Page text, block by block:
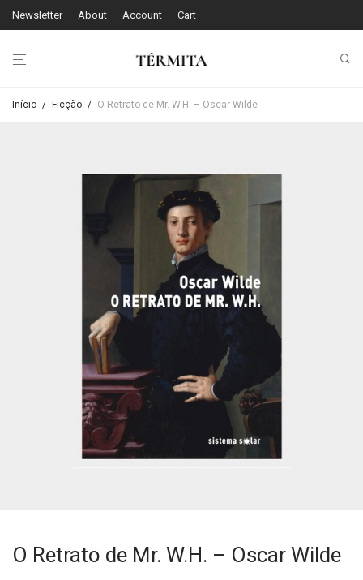
Newsletter About Account Cart
Início / Ficção / O Retrato de Mr. W.H. – Oscar Wilde
O Retrato de Mr. W.H. – Oscar Wilde